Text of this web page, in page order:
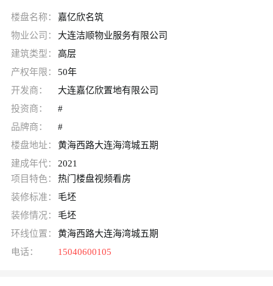
楼盘名称：
嘉亿欣名筑
物业公司：
大连洁顺物业服务有限公司
建筑类型：
高层
产权年限：
50年
开发商：
大连嘉亿欣置地有限公司
投资商：
#
品牌商：
#
楼盘地址：
黄海西路大连海湾城五期
建成年代：
2021
项目特色：
热门楼盘视频看房
装修标准：
毛坯
装修情况：
毛坯
环线位置：
黄海西路大连海湾城五期
电话：
15040600105